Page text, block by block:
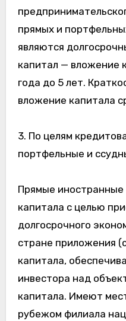
прямых и
являются
капитал — вложение
года до 5 лет.
вложение капитала
3. По целям
портфельные и
Прямые
капитала с целью
долгосрочного
стране приложения
капитала,
инвестора над
капитала. Имеют
рубежом филиала